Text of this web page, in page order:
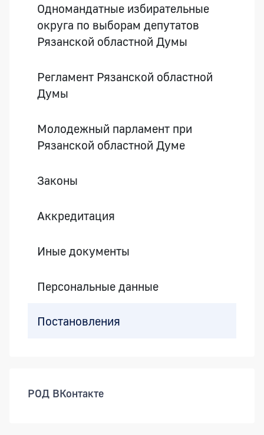
Одномандатные избирательные
округа по выборам депутатов
Рязанской областной Думы
Регламент Рязанской областной
Думы
Молодежный парламент при
Рязанской областной Думе
Законы
Аккредитация
Иные документы
Персональные данные
Постановления
РОД ВКонтакте